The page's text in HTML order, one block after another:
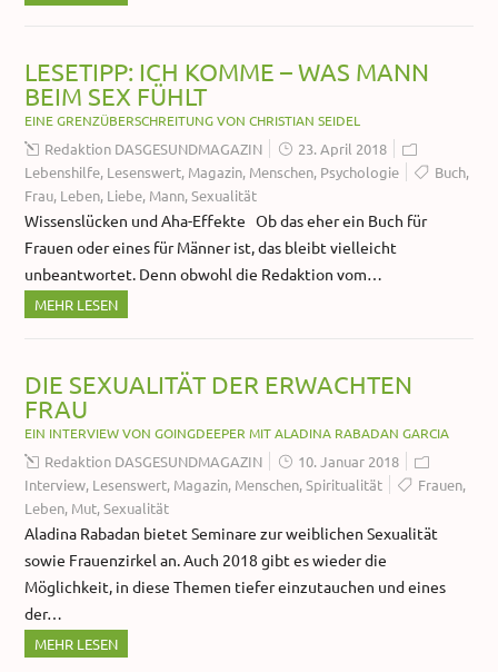
LESETIPP: ICH KOMME – WAS MANN
BEIM SEX FÜHLT
EINE GRENZÜBERSCHREITUNG VON CHRISTIAN SEIDEL
Redaktion DASGESUNDMAGAZIN
23. April 2018
Lebenshilfe, Lesenswert, Magazin, Menschen, Psychologie Buch,
Frau, Leben, Liebe, Mann,Sexualität
Wissenslücken und Aha-Effekte Ob das eher ein Buch für
Frauen oder eines für Männer ist, das bleibt vielleicht
unbeantwortet. Denn obwohl die Redaktion vom…
MEHR LESEN
DIE SEXUALITÄT DER ERWACHTEN
FRAU
EIN INTERVIEW VON GOINGDEEPER MIT ALADINA RABADAN GARCIA
Redaktion DASGESUNDMAGAZIN
10. Januar 2018
Interview, Lesenswert, Magazin, Menschen,Spiritualität Frauen,
Leben, Mut,Sexualität
Aladina Rabadan bietet Seminare zur weiblichen Sexualität
sowie Frauenzirkel an. Auch 2018 gibt es wieder die
Möglichkeit, in diese Themen tiefer einzutauchen und eines
der…
MEHR LESEN